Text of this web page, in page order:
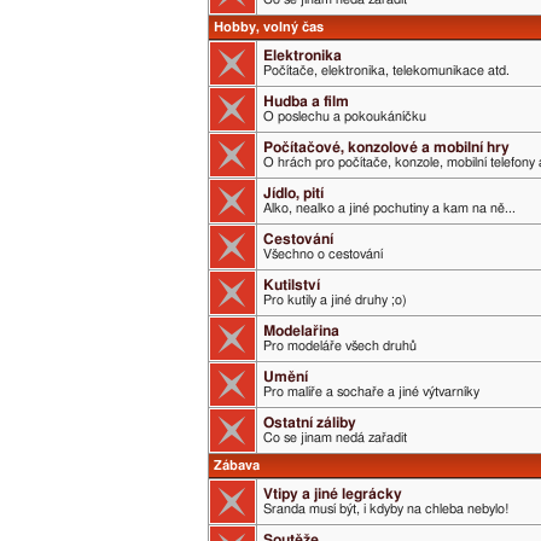
Hobby, volný čas
Elektronika
Počítače, elektronika, telekomunikace atd.
Hudba a film
O poslechu a pokoukáníčku
Počítačové, konzolové a mobilní hry
O hrách pro počítače, konzole, mobilní telefony
Jídlo, pití
Alko, nealko a jiné pochutiny a kam na ně...
Cestování
Všechno o cestování
Kutilství
Pro kutily a jiné druhy ;o)
Modelařina
Pro modeláře všech druhů
Umění
Pro malíře a sochaře a jiné výtvarníky
Ostatní záliby
Co se jinam nedá zařadit
Zábava
Vtipy a jiné legrácky
Sranda musí být, i kdyby na chleba nebylo!